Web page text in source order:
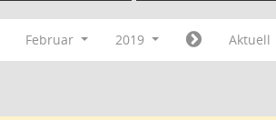
Februar 2019 Aktuell